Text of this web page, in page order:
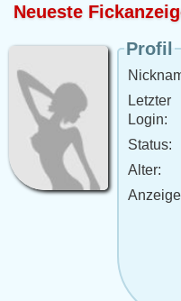
Neueste
Profil
Letzter
Login:
Status:
Alter: